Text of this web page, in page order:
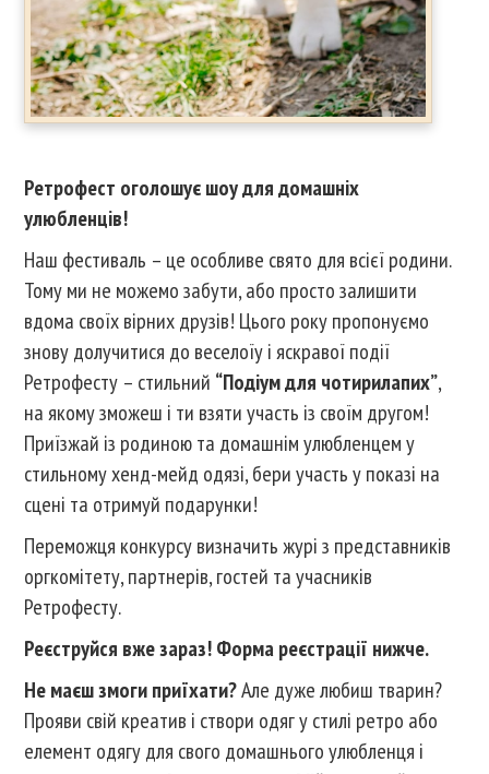
Ретрофест оголошує шоу для домашніх
улюбленців!
Наш фестиваль – це особливе свято для всієї родини.
Тому ми не можемо забути, або просто залишити
вдома своїх вірних друзів! Цього року пропонуємо
знову долучитися до веселоїу і яскравої події
Ретрофесту – стильний “Подіум для чотирилапих”,
на якому зможеш і ти взяти участь із своїм другом!
Приїзжай із родиною та домашнім улюбленцем у
стильному хенд-мейд одязі, бери участь у показі на
сцені та отримуй подарунки!
Переможця конкурсу визначить журі з представників
оргкомітету, партнерів, гостей та учасників
Ретрофесту.
Реєструйся вже зараз! Форма реєстрації нижче.
Не маєш змоги приїхати?Але дуже любиш тварин?
Прояви свій креатив і створи одяг у стилі ретро або
елемент одягу для свого домашнього улюбленця і